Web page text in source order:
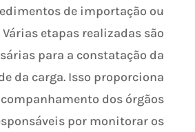
de importação ou
etapas realizadas são
para a constatação da
da carga. Isso proporciona
dos órgãos
por monitorar os